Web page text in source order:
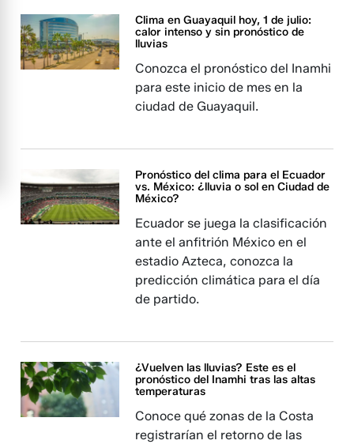
Clima en Guayaquil hoy, 1 de julio:
calor intenso y sin pronóstico de
lluvias
Conozca el pronóstico del Inamhi
para este inicio de mes en la
ciudad de Guayaquil.
Pronóstico del clima para el Ecuador
vs. México: ¿lluvia o sol en Ciudad de
México?
Ecuador se juega la clasificación
ante el anfitrión México en el
estadio Azteca, conozca la
predicción climática para el día
de partido.
¿Vuelven las lluvias? Este es el
pronóstico del Inamhi tras las altas
temperaturas
Conoce qué zonas de la Costa
registrarían el retorno de las